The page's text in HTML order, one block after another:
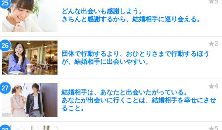
どんな出会いも感謝しよう。
きちんと感謝するから、結婚相手に巡り会える。
団体で行動するより、おひとりさまで行動するほう
が、結婚相手に出会いやすい。
結婚相手は、あなたと出会いたがっている。
あなたが出会いに行くことは、結婚相手を幸せにさせ
ること。